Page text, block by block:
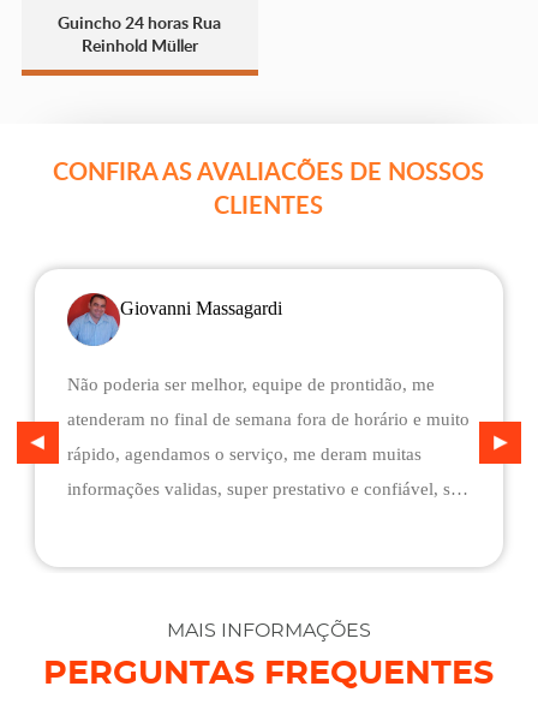
Guincho 24 horas Rua
Reinhold Müller
CONFIRA AS AVALIACÕES DE NOSSOS
CLIENTES
Giovanni Massagardi
Não poderia ser melhor, equipe de prontidão, me
atenderam no final de semana fora de horário e muito
rápido, agendamos o serviço, me deram muitas
informações validas, super prestativo e confiável, são
desviaram para uma oficina mais próximo, sem
qualquer custo na maior boa vontade.
MAIS INFORMAÇÕES
PERGUNTAS FREQUENTES